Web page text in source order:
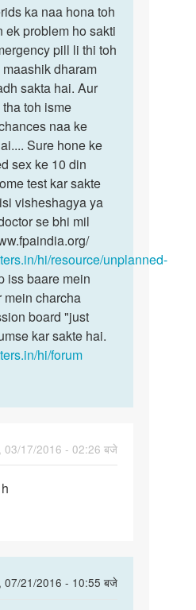
ka naa hona toh
ek problem ho sakti
pill li thi toh
dharam
sakta hai. Aur
toh isme
naa ke
Sure hone ke
sex ke 10 din
test kar sakte
visheshagya ya
se bhi mil
hi/resource/unplanned-
iss baare mein
mein charcha
board "just
kar sakte hai.
hi/forum
03/17/2016 - 02:26 बजे
07/21/2016 - 10:55 बजे